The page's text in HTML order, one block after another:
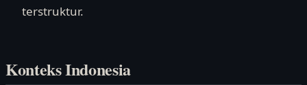
terstruktur.
Konteks Indonesia